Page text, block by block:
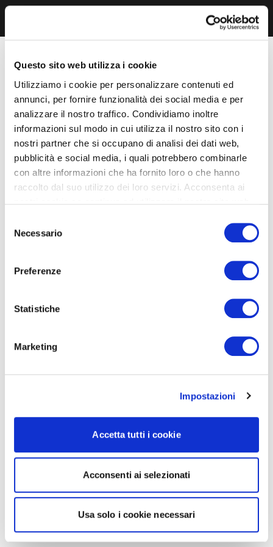
Questo sito web utilizza i cookie
Utilizziamo i cookie per personalizzare contenuti ed
annunci, per fornire funzionalità dei social media e per
analizzare il nostro traffico. Condividiamo inoltre
informazioni sul modo in cui utilizza il nostro sito con i
nostri partner che si occupano di analisi dei dati web,
pubblicità e social media, i quali potrebbero combinarle
con altre informazioni che ha fornito loro o che hanno
raccolto dal suo utilizzo dei loro servizi. Acconsenta ai
delNecessario
Preferenze
Statistiche
Marketing
Impostazioni
Accetta tutti i cookie
Acconsenti ai selezionati
Usa solo i cookie necessari